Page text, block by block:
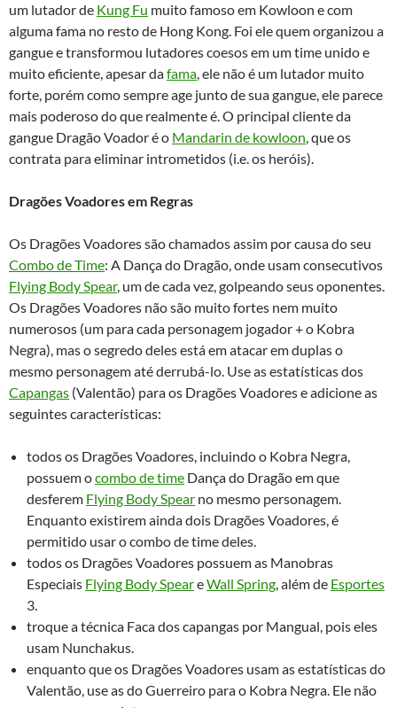
um lutador de Kung Fu muito famoso em Kowloon e com
alguma fama no resto de Hong Kong. Foi ele quem organizou a
gangue e transformou lutadores coesos em um time unido e
muito eficiente, apesar dafama, ele não é um lutador muito
forte, porém como sempre age junto de sua gangue, ele parece
mais poderoso do que realmente é. O principal cliente da
gangue Dragão Voador é o Mandarin de kowloon, que os
contrata para eliminar intrometidos (i.e. os heróis).
Dragões Voadores em Regras
Os Dragões Voadores são chamados assim por causa do seu
Combo de Time: A Dança do Dragão, onde usam consecutivos
Flying Body Spear, um de cada vez, golpeando seus oponentes.
Os Dragões Voadores não são muito fortes nem muito
numerosos (um para cada personagem jogador + o Kobra
Negra), mas o segredo deles está em atacar em duplas o
mesmo personagem até derrubá-lo. Use as estatísticas dos
Capangas (Valentão) para os Dragões Voadores e adicione as
seguintes características:
todos os Dragões Voadores, incluindo o Kobra Negra,
possuem ocombo de time Dança do Dragão em que
desferem Flying Body Spear no mesmo personagem.
Enquanto existirem ainda dois Dragões Voadores, é
permitido usar o combo de time deles.
todos os Dragões Voadores possuem as Manobras
Especiais Flying Body SpeareWall Spring, além de Esportes
3.
troque a técnica Faca dos capangas por Mangual, pois eles
usam Nunchakus.
enquanto que os Dragões Voadores usam as estatísticas do
Valentão, use as do Guerreiro para o Kobra Negra. Ele não